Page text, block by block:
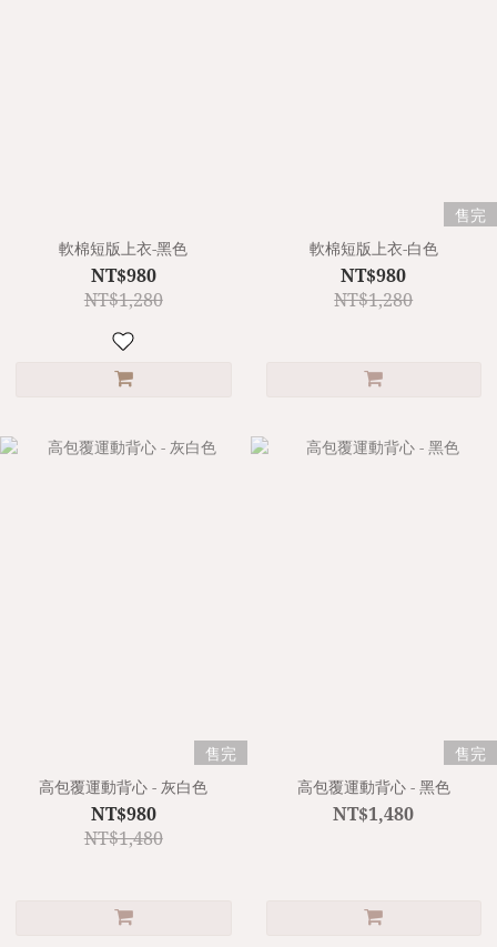
軟棉短版上衣-黑色
NT$980
NT$1,280
售完
軟棉短版上衣-白色
NT$980
NT$1,280
售完
高包覆運動背心 - 灰白色
NT$980
NT$1,480
售完
高包覆運動背心 - 黑色
NT$1,480